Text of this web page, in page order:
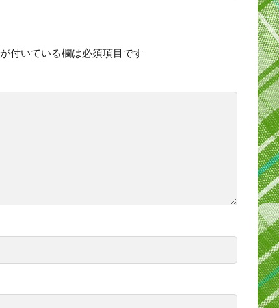
が付いている欄は必須項目です